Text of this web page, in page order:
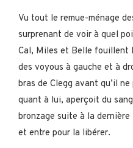
Vu tout le remue-ménage
surprenant de voir à quel
Cal, Miles et Belle fouillent
des voyous à gauche et à
bras de Clegg avant qu’il
quant à lui, aperçoit du
bronzage suite à la dernière
et entre pour la libérer.